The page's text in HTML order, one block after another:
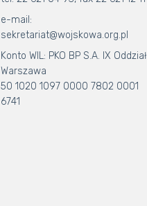
e-mail:
sekretariat@wojskowa.org.pl
Konto WIL: PKO BP S.A. IX Oddział
Warszawa
50 1020 1097 0000 7802 0001
6741